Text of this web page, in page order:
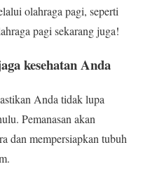
olahraga pagi, seperti
pagi sekarang juga!
kesehatan Anda
Anda tidak lupa
Pemanasan akan
dan mempersiapkan tubuh